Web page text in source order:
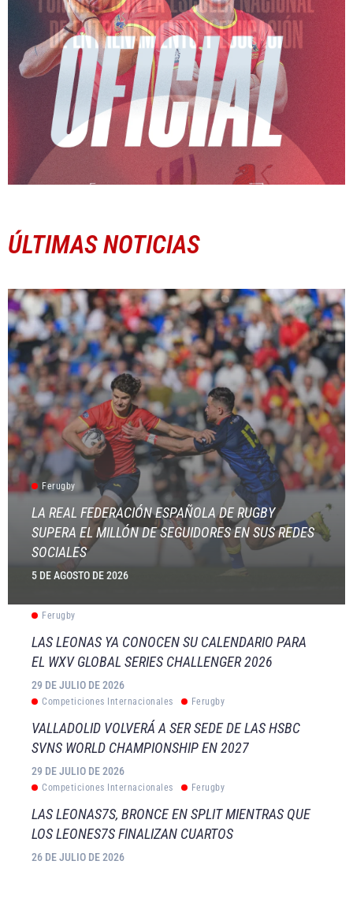
ÚLTIMAS NOTICIAS
Ferugby
LA REAL FEDERACIÓN ESPAÑOLA DE RUGBY
SUPERA EL MILLÓN DE SEGUIDORES EN SUS REDES
SOCIALES
5 DE AGOSTO DE 2026
Ferugby
LAS LEONAS YA CONOCEN SU CALENDARIO PARA
EL WXV GLOBAL SERIES CHALLENGER 2026
29 DE JULIO DE 2026
Competiciones Internacionales Ferugby
VALLADOLID VOLVERÁ A SER SEDE DE LAS HSBC
SVNS WORLD CHAMPIONSHIP EN 2027
29 DE JULIO DE 2026
Competiciones Internacionales Ferugby
LAS LEONAS7S, BRONCE EN SPLIT MIENTRAS QUE
LOS LEONES7S FINALIZAN CUARTOS
26 DE JULIO DE 2026